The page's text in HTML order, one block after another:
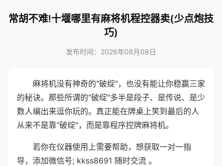
常胡不难!十堰哪里有麻将机程控器卖(少点炮技
巧)
发布时间：2026年08月08日
麻将机没有神奇的"破绽"，也没有能让你稳赢三家
的秘诀。那些所谓的"破绽"多半是段子、是传说、是少
数人编出来逗你玩的。真正能在牌桌上笑到最后的人
从来不是靠"破绽"，而是靠程序控牌麻将机。
若你在仪器使用上需要帮助，想获取一对一指
导，添加微信号; kkss8691 随时交流 。